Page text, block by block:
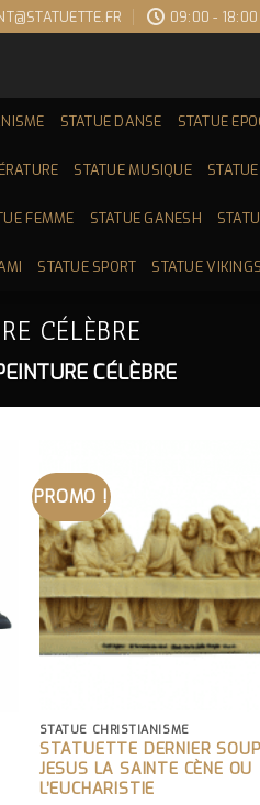
09:00 - 18:00
STATUE DANSE STATUE
STATUE MUSIQUE
FEMME STATUE GANESH
STATUE SPORT STATUE VIKINGS
CÉLÈBRE
CÉLÈBRE
PROMO !
STATUE CHRISTIANISME
STATUETTE DERNIER
JESUS LA SAINTE CÈNE OU
L’EUCHARISTIE